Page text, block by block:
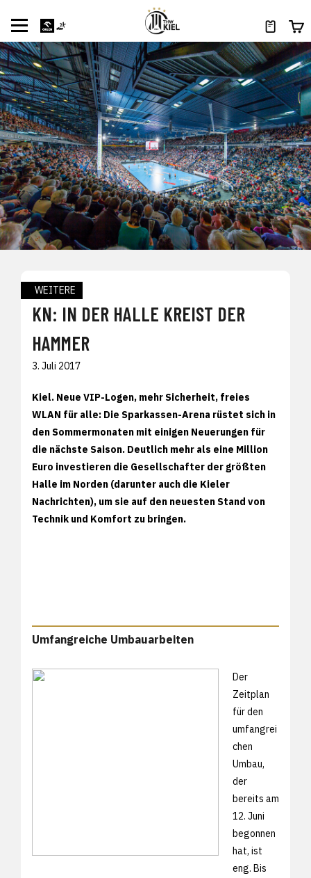
WEITERE
KN: IN DER HALLE KREIST DER
HAMMER
3. Juli 2017
Kiel. Neue VIP-Logen, mehr Sicherheit, freies
WLAN für alle: Die Sparkassen-Arena rüstet sich in
den Sommermonaten mit einigen Neuerungen für
die nächste Saison. Deutlich mehr als eine Million
Euro investieren die Gesellschafter der größten
Halle im Norden (darunter auch die Kieler
Nachrichten), um sie auf den neuesten Stand von
Technik und Komfort zu bringen.
Umfangreiche Umbauarbeiten
Der
Zeitplan
für den
umfangrei
chen
Umbau,
der
bereits am
12. Juni
begonnen
hat, ist
eng. Bis